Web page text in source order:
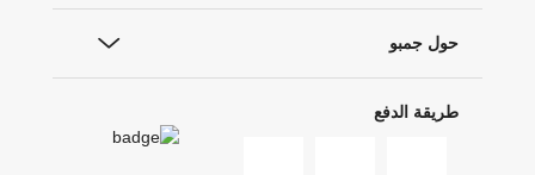
حول جمبو
طريقة الدفع